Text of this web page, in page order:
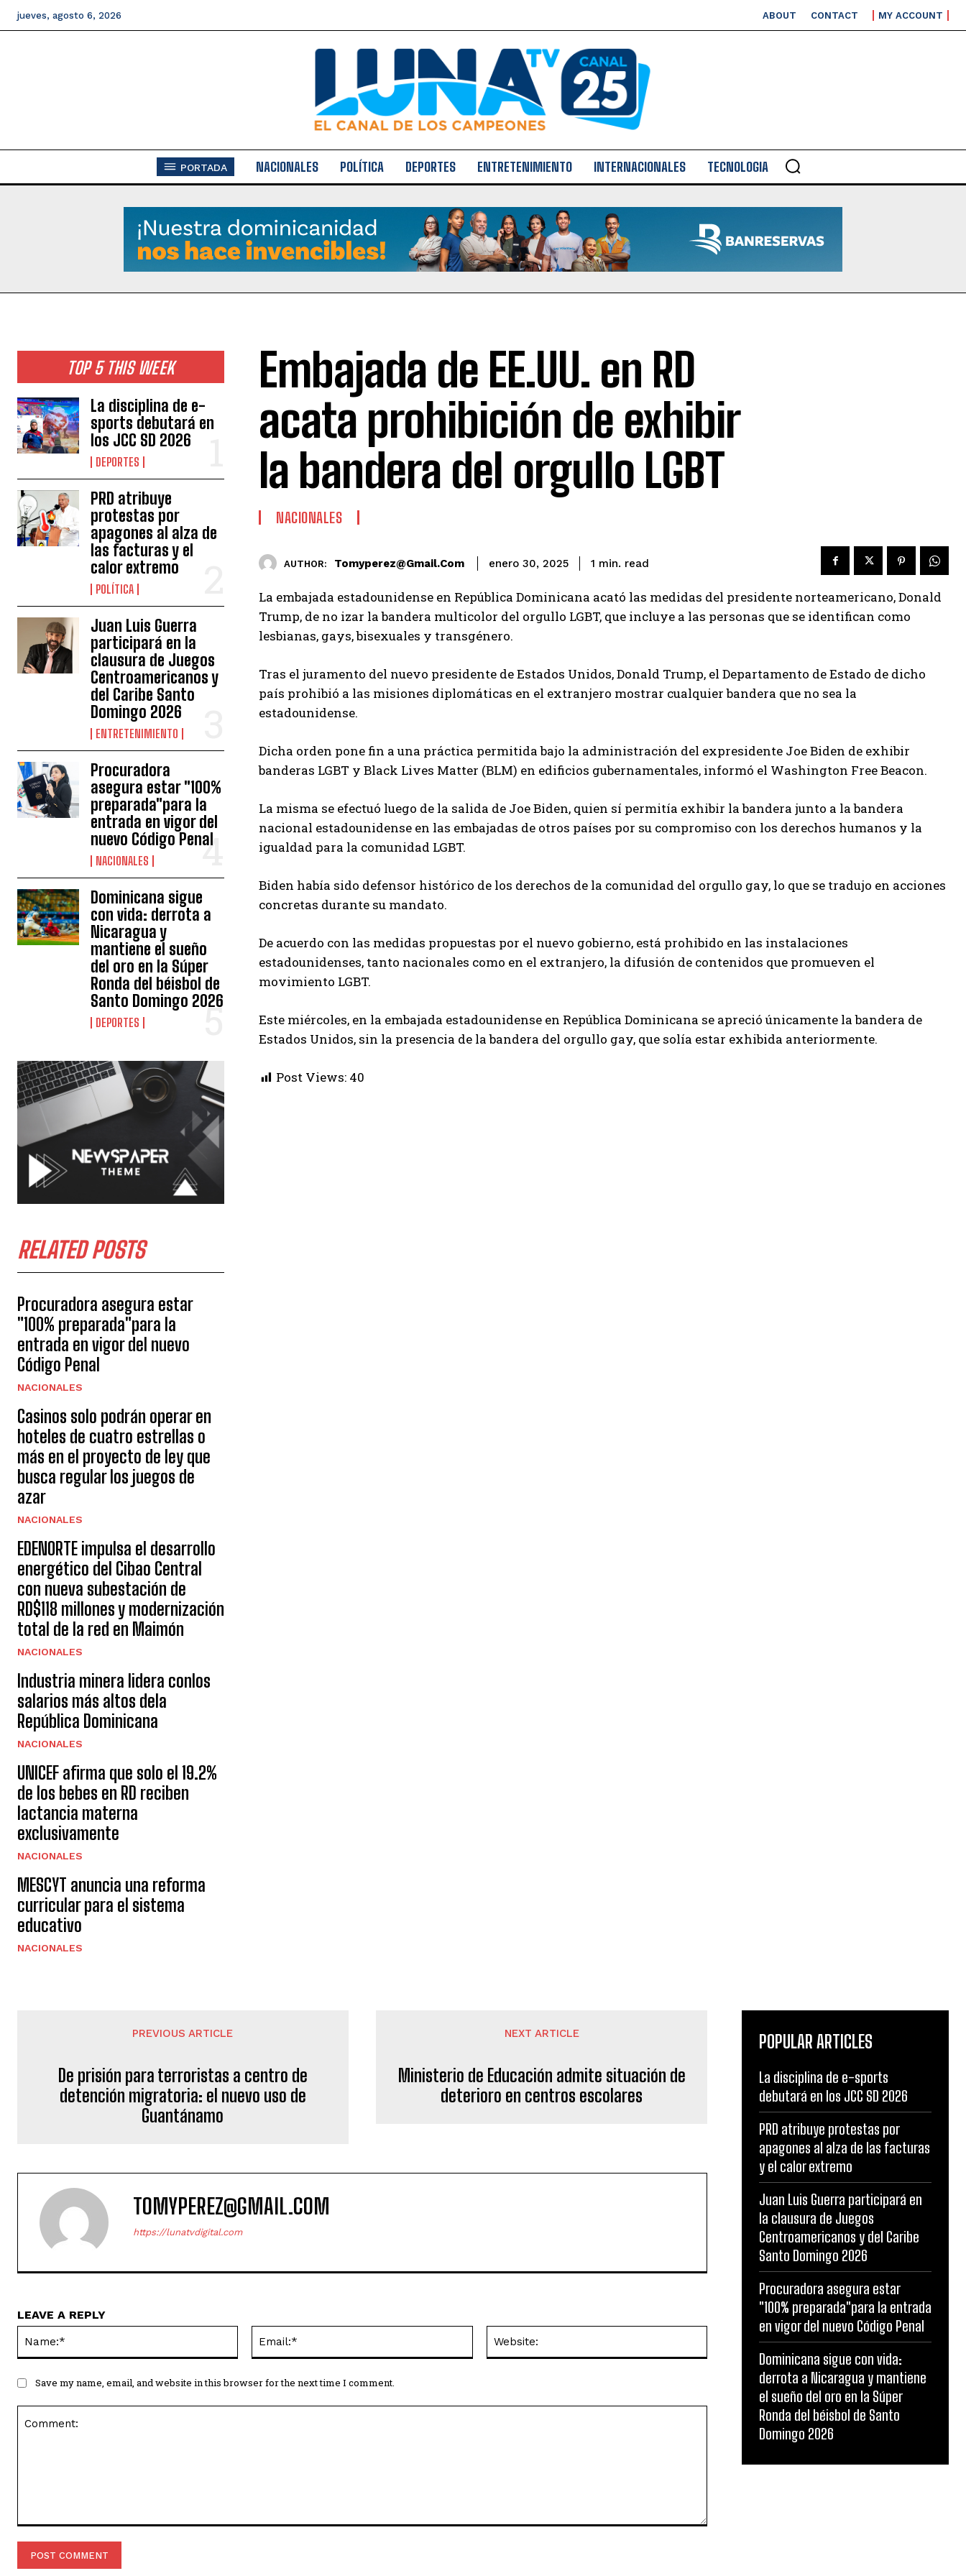
jueves, agosto 6, 2026 ABOUT CONTACT MY ACCOUNT
PORTADA NACIONALES POLÍTICA DEPORTES ENTRETENIMIENTO INTERNACIONALES TECNOLOGIA
TOP 5 THIS WEEK
La disciplina de e-
sports debutará en
los JCC SD 2026
DEPORTES
PRD atribuye
protestas por
apagones al alza de
las facturas y el
calor extremo
POLÍTICA
Juan Luis Guerra
participará en la
clausura de Juegos
Centroamericanos y
del Caribe Santo
Domingo 2026
ENTRETENIMIENTO
Procuradora
asegura estar "100%
preparada"para la
entrada en vigor del
nuevo Código Penal
NACIONALES
Dominicana sigue
con vida: derrota a
Nicaragua y
mantiene el sueño
del oro en la Súper
Ronda del béisbol de
Santo Domingo 2026
DEPORTES
RELATED POSTS
Procuradora asegura estar
"100% preparada"para la
entrada en vigor del nuevo
Código Penal
NACIONALES
Casinos solo podrán operar en
hoteles de cuatro estrellas o
más en el proyecto de ley que
busca regular los juegos de
azar
NACIONALES
EDENORTE impulsa el desarrollo
energético del Cibao Central
con nueva subestación de
RD$118 millones y modernización
total de la red en Maimón
NACIONALES
Industria minera lidera conlos
salarios más altos dela
República Dominicana
NACIONALES
UNICEF afirma que solo el 19.2%
de los bebes en RD reciben
lactancia materna
exclusivamente
NACIONALES
MESCYT anuncia una reforma
curricular para el sistema
educativo
NACIONALES
Embajada de EE.UU. en RD
acata prohibición de exhibir
la bandera del orgullo LGBT
NACIONALES
AUTHOR: Tomyperez@gmail.com enero 30, 2025 1 min. read
La embajada estadounidense en República Dominicana acató las medidas del presidente norteamericano, Donald
Trump, de no izar la bandera multicolor del orgullo LGBT, que incluye a las personas que se identifican como
lesbianas, gays, bisexuales y transgénero.
Tras el juramento del nuevo presidente de Estados Unidos, Donald Trump, el Departamento de Estado de dicho
país prohibió a las misiones diplomáticas en el extranjero mostrar cualquier bandera que no sea la
estadounidense.
Dicha orden pone fin a una práctica permitida bajo la administración del expresidente Joe Biden de exhibir
banderas LGBT y Black Lives Matter (BLM) en edificios gubernamentales, informó el Washington Free Beacon.
La misma se efectuó luego de la salida de Joe Biden, quien sí permitía exhibir la bandera junto a la bandera
nacional estadounidense en las embajadas de otros países por su compromiso con los derechos humanos y la
igualdad para la comunidad LGBT.
Biden había sido defensor histórico de los derechos de la comunidad del orgullo gay, lo que se tradujo en acciones
concretas durante su mandato.
De acuerdo con las medidas propuestas por el nuevo gobierno, está prohibido en las instalaciones
estadounidenses, tanto nacionales como en el extranjero, la difusión de contenidos que promueven el
movimiento LGBT.
Este miércoles, en la embajada estadounidense en República Dominicana se apreció únicamente la bandera de
Estados Unidos, sin la presencia de la bandera del orgullo gay, que solía estar exhibida anteriormente.
Post Views: 40
PREVIOUS ARTICLE
De prisión para terroristas a centro de
detención migratoria: el nuevo uso de
Guantánamo
NEXT ARTICLE
Ministerio de Educación admite situación de
deterioro en centros escolares
TOMYPEREZ@GMAIL.COM
https://lunatvdigital.com
LEAVE A REPLY
Save my name, email, and website in this browser for the next time I comment.
POPULAR ARTICLES
La disciplina de e-sports
debutará en los JCC SD 2026
PRD atribuye protestas por
apagones al alza de las facturas
y el calor extremo
Juan Luis Guerra participará en
la clausura de Juegos
Centroamericanos y del Caribe
Santo Domingo 2026
Procuradora asegura estar
"100% preparada"para la entrada
en vigor del nuevo Código Penal
Dominicana sigue con vida:
derrota a Nicaragua y mantiene
el sueño del oro en la Súper
Ronda del béisbol de Santo
Domingo 2026